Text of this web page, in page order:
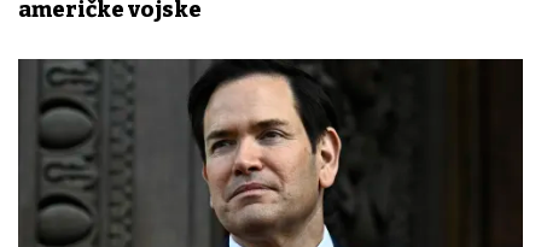
američke vojske